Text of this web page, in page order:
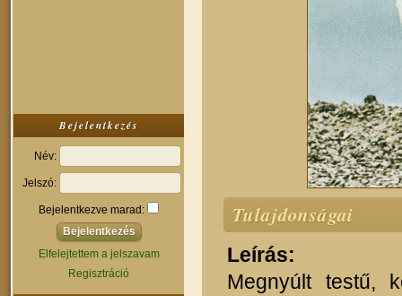
Bejelentkezés
Név:
Jelszó:
Bejelentkezve marad:
Elfelejtettem a jelszavam
Regisztráció
Tulajdonságai
Leírás:
Megnyúlt testű,